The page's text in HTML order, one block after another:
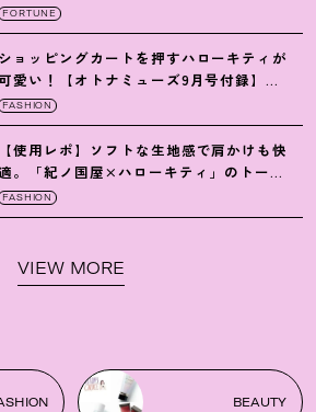
FORTUNE
ショッピングカートを押すハローキティが
愛い ！
【オトナミューズ9月号付録】紀
国屋バッグ
FASHION
【使用レポ】ソフトな生地感で肩かけも快
。「紀ノ国屋×ハローキティ」のトート
ガシガシ使えて最高です
FASHION
VIEW MORE
BEAUTY